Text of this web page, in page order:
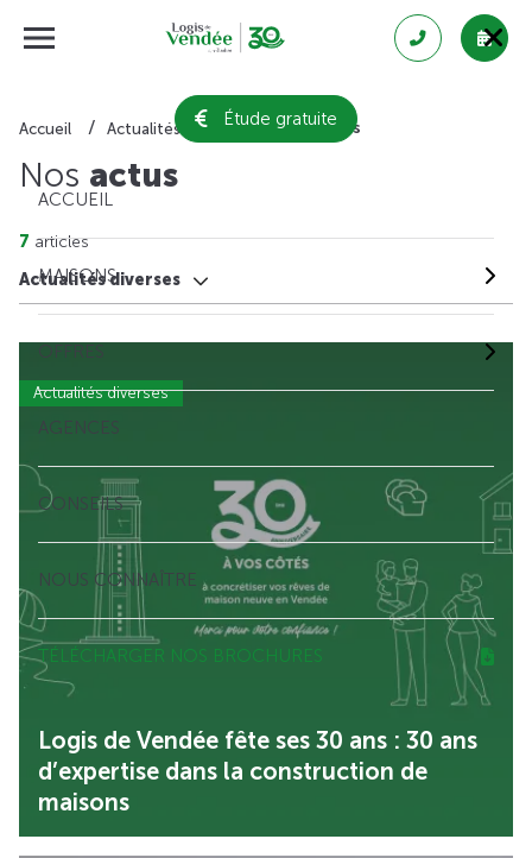
Étude gratuite
ACCUEIL
MAISONS
OFFRES
AGENCES
CONSEILS
NOUS CONNAÎTRE
TÉLÉCHARGER NOS BROCHURES
Accueil Actualités Actualités diverses
Nos actus
7 articles
Actualités diverses
Actualités diverses
Logis de Vendée fête ses 30 ans : 30 ans
d’expertise dans la construction de
maisons